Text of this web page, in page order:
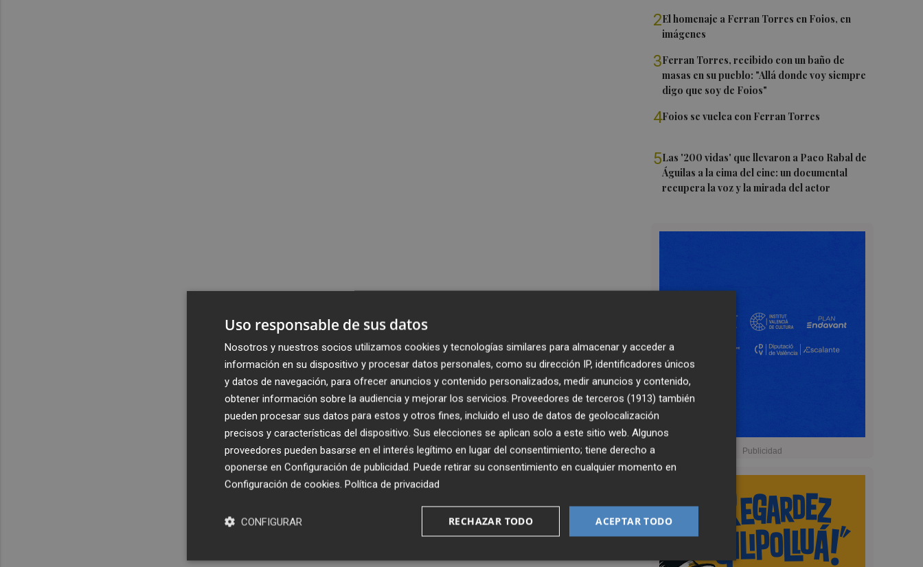
2El homenaje a Ferran Torres en Foios, en
imágenes
3Ferran Torres, recibido con un baño de
masas en su pueblo: "Allá donde voy siempre
digo que soy de Foios"
4Foios se vuelca con Ferran Torres
5Las '200 vidas' que llevaron a Paco Rabal de
Águilas a la cima del cine: un documental
recupera la voz y la mirada del actor
Uso responsable de sus datos
Nosotros y nuestros socios utilizamos cookies y tecnologías similares para almacenar y acceder a
información en su dispositivo y procesar datos personales, como su dirección IP, identificadores únicos
y datos de navegación, para ofrecer anuncios y contenido personalizados, medir anuncios y contenido,
obtener información sobre la audiencia y mejorar los servicios. Proveedores de terceros (1913) también
pueden procesar sus datos para estos y otros fines, incluido el uso de datos de geolocalización
precisos y características del dispositivo. Sus elecciones se aplican solo a este sitio web. Algunos
proveedores pueden basarse en el interés legítimo en lugar del consentimiento; tiene derecho a
oponerse en Configuración de publicidad. Puede retirar su consentimiento en cualquier momento en
Configuración de cookies. Política de privacidad
ACEPTAR TODO
RECHAZAR TODO
CONFIGURAR